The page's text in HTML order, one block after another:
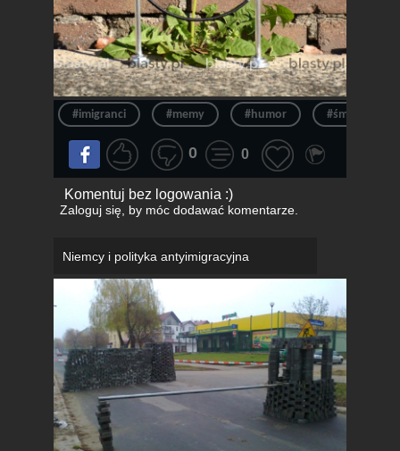
#imigranci #memy #humor #śmieszne
0 0
Komentuj bez logowania :)
Zaloguj się, by móc dodawać komentarze.
Niemcy i polityka antyimigracyjna